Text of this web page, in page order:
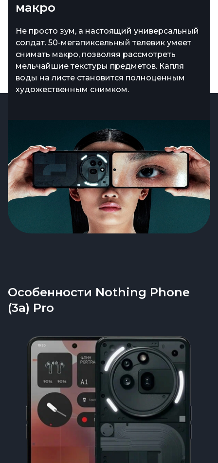
макро
Не просто зум, а настоящий универсальный
солдат. 50-мегапиксельный телевик умеет
снимать макро, позволяя рассмотреть
мельчайшие текстуры предметов. Капля
воды на листе становится полноценным
художественным снимком.
Особенности Nothing Phone
(3a) Pro